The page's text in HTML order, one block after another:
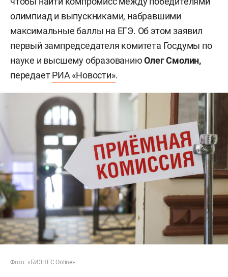
олимпиад и выпускниками, набравшими
максимальные баллы на ЕГЭ. Об этом заявил
первый зампредседателя комитета Госдумы по
науке и высшему образованиюОлег Смолин,
передаетРИА «Новости».
Фото: «БИЗНЕС Online»